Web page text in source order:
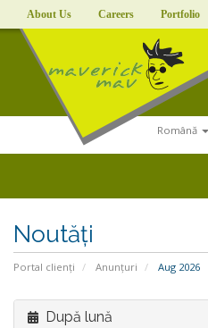
About Us Careers Portfolio
Română
Noutăți
Portal clienți Anunțuri Aug 2026
După lună